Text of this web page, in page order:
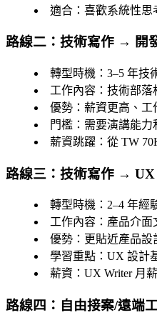
適合 ：喜歡系統性
路線二：技術寫作 → 開
轉型時機 ：3–5 年技
工作內容 ：技術部
優勢 ：薪資更高、
門檻 ：需要演講能
薪資跳躍 ：從 TW
路線三：技術寫作 →
轉型時機 ：2–4 年經
工作內容 ：產品介面
優勢 ：更貼近產品
學習重點 ：UX 設計
薪資 ：UX Writer 月
路線四：自由接案/遠端